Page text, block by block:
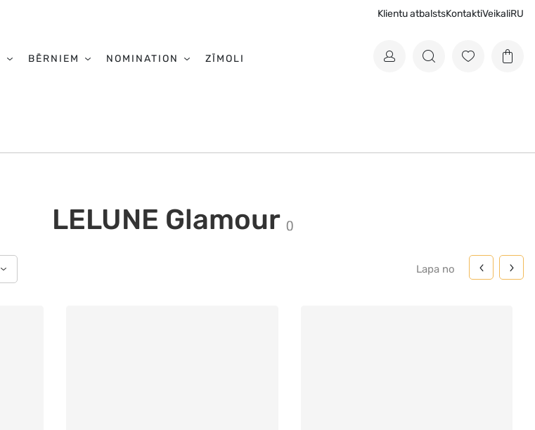
Klientu atbalstsKontaktiVeikaliRU
BĒRNIEM NOMINATION ZĪMOLI
LELUNE Glamour ()
Lapa no